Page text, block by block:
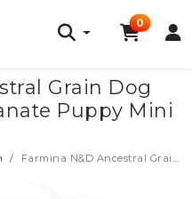
0
Grain Dog
Puppy Mini
корм для
с курицей и
Farmina N&D Ancestral Grain Dog Chicken & Pomegranate Puppy Mini сухой низкозерновой корм для щенков мелких пород с курицей и гранатом - 800 г